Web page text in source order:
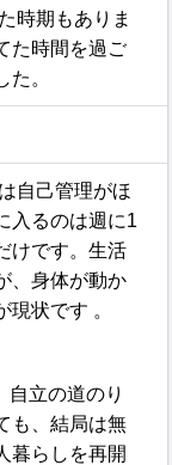
時期もありま
た時間を過ご
。
自己管理がほ
入るのは週に1
けです。生活
、身体が動か
状です 。
自立の道のり
も、結局は無
暮らしを再開